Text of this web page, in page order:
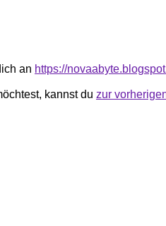
an https://
kannst du zur